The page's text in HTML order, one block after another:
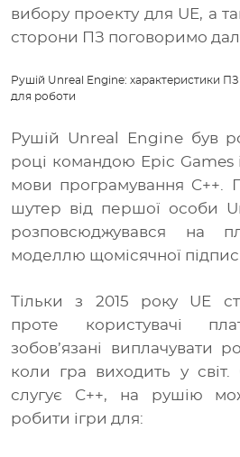
вибору проекту для UE, а
сторони ПЗ поговоримо
Рушій Unreal Engine: характеристики
для роботи
Рушій Unreal Engine був
році командою Epic Games
мови програмування
шутер від першої особи
розповсюджувався на
моделлю щомісячної
Тільки з 2015 року UE
проте користувачі
зобов’язані виплачувати
коли гра виходить у
слугує С++, на рушію
робити ігри для: